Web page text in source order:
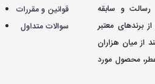
رسالت و سابقه
برندهای معتبر
از ميان هزاران
محصول مورد
قوانین و مقررات
سوالات متداول